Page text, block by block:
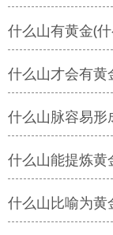
什么山有黄金(
什么山才会有黄
什么山脉容易形
什么山能提炼黄
什么山比喻为黄